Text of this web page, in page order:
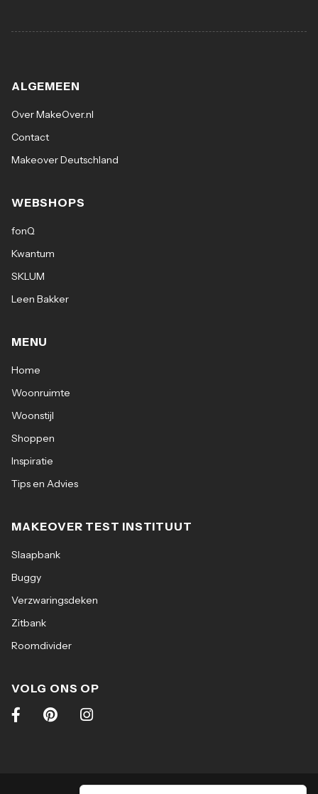
ALGEMEEN
Over MakeOver.nl
Contact
Makeover Deutschland
WEBSHOPS
fonQ
Kwantum
SKLUM
Leen Bakker
MENU
Home
Woonruimte
Woonstijl
Shoppen
Inspiratie
Tips en Advies
MAKEOVER TEST INSTITUUT
Slaapbank
Buggy
Verzwaringsdeken
Zitbank
Roomdivider
VOLG ONS OP